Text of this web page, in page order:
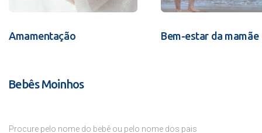
Amamentação Bem-estar da mamãe
Bebês Moinhos
Procure pelo nome do bebê ou pelo nome dos pais